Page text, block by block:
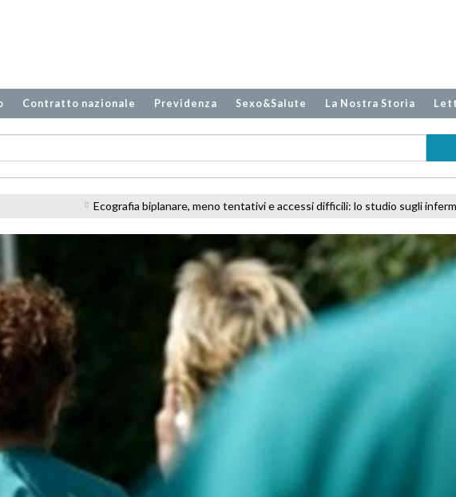
Contratto nazionale Previdenza Sexo&Salute La Nostra Storia
biplanare, meno tentativi e accessi difficili: lo studio sugli infermieri in PS Carenza di